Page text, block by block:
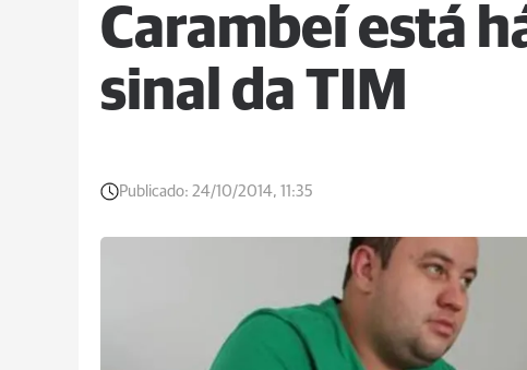
Carambeí está
sinal da TIM
Publicado: 24/10/2014, 11:35